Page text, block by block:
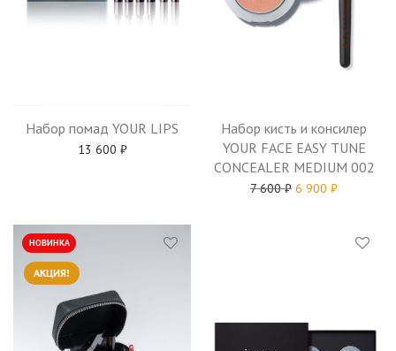
Набор помад YOUR LIPS
13 600 ₽
Набор кисть и консилер
YOUR FACE EASY TUNE
CONCEALER MEDIUM 002
7 600₽ 6 900 ₽
АКЦИЯ!
НОВИНКА